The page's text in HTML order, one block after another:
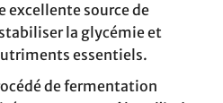
excellente source de
la glycémie et
essentiels.
de fermentation